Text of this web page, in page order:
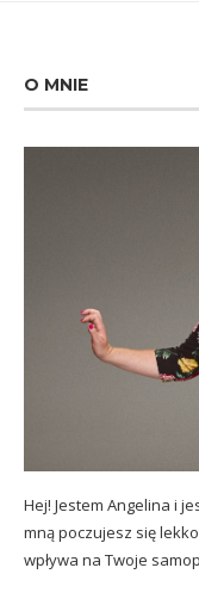
O MNIE
Hej! Jestem Angelina i
mną poczujesz się
wpływa na Twoje